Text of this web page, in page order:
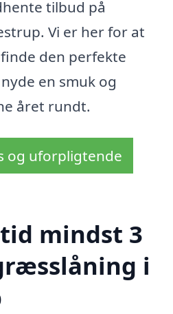
tilbud på
Vi er her for at
den perfekte
en smuk og
året rundt.
og uforpligtende
mindst 3
i